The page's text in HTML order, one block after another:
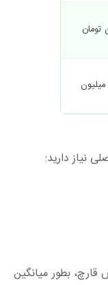
نیاز دارید:
بطور میانگین